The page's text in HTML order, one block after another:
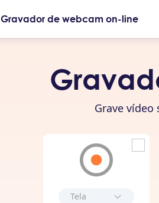
Gravador de webcam on-line
Grave
Tela